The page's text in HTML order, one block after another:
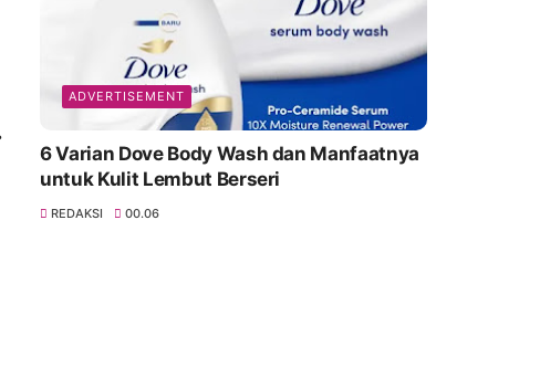
ADVERTISEMENT
6 Varian Dove Body Wash dan Manfaatnya
untuk Kulit Lembut Berseri
REDAKSI 00.06